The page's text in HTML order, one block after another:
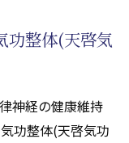
功整体(天啓気
神経の健康維持
功整体(天啓気功